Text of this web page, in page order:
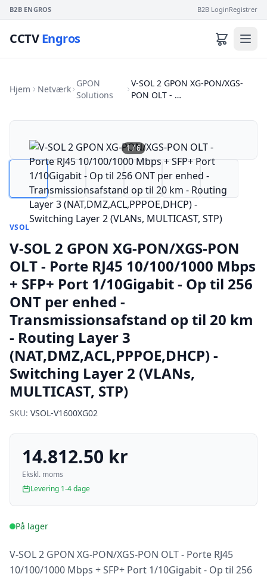
B2B ENGROS B2B LoginRegistrer
CCTVEngros
Hjem Netværk
GPON
Solutions
V-SOL 2 GPON XG-PON/XGS-
PON OLT - …
1/6
VSOL
V-SOL 2 GPON XG-PON/XGS-PON
OLT - Porte RJ45 10/100/1000 Mbps
+ SFP+ Port 1/10Gigabit - Op til 256
ONT per enhed -
Transmissionsafstand op til 20 km
- Routing Layer 3
(NAT,DMZ,ACL,PPPOE,DHCP) -
Switching Layer 2 (VLANs,
MULTICAST, STP)
SKU: VSOL-V1600XG02
14.812.50 kr
Ekskl. moms
Levering 1-4 dage
På lager
V-SOL 2 GPON XG-PON/XGS-PON OLT - Porte RJ45
10/100/1000 Mbps + SFP+ Port 1/10Gigabit - Op til 256